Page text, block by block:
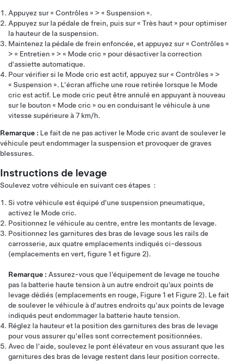
Appuyez sur « Contrôles » > « Suspension ».
Appuyez sur la pédale de frein, puis sur « Très haut » pour optimiser
la hauteur de la suspension.
Maintenez la pédale de frein enfoncée, et appuyez sur « Contrôles »
> « Entretien » > « Mode cric » pour désactiver la correction
d'assiette automatique.
Pour vérifier si le Mode cric est actif, appuyez sur « Contrôles » >
« Suspension ». L'écran affiche une roue retirée lorsque le Mode
cric est actif. Le mode cric peut être annulé en appuyant à nouveau
sur le bouton « Mode cric » ou en conduisant le véhicule à une
vitesse supérieure à 7 km/h.
Remarque : Le fait de ne pas activer le Mode cric avant de soulever le
véhicule peut endommager la suspension et provoquer de graves
blessures.
Instructions de levage
Soulevez votre véhicule en suivant ces étapes :
Si votre véhicule est équipé d’une suspension pneumatique,
activez le Mode cric.
Positionnez le véhicule au centre, entre les montants de levage.
Positionnez les garnitures des bras de levage sous les rails de
carrosserie, aux quatre emplacements indiqués ci-dessous
(emplacements en vert, figure 1 et figure 2).
Remarque : Assurez-vous que l’équipement de levage ne touche
pas la batterie haute tension à un autre endroit qu’aux points de
levage dédiés (emplacements en rouge, Figure 1 et Figure 2). Le fait
de soulever le véhicule à d'autres endroits qu'aux points de levage
indiqués peut endommager la batterie haute tension.
Réglez la hauteur et la position des garnitures des bras de levage
pour vous assurer qu'elles sont correctement positionnées.
Avec de l'aide, soulevez le pont élévateur en vous assurant que les
garnitures des bras de levage restent dans leur position correcte.